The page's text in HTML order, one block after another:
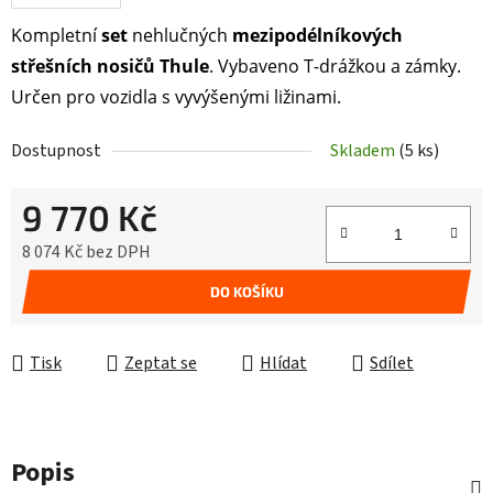
Kompletníset nehlučných mezipodélníkových
střešních nosičů Thule. Vybaveno T-drážkou a zámky.
Určen pro vozidla s vyvýšenými ližinami.
Dostupnost Skladem (5 ks)
9 770 Kč
8 074 Kč bez DPH
Měrná cena:
DO KOŠÍKU
Tisk Zeptat se Hlídat Sdílet
Popis